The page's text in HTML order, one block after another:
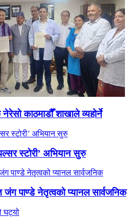
काठमाडौँ शाखाले व्यहोर्ने
स्टोरी’ अभियान सुरु
जंग पाण्डे नेतृत्वको प्यानल सार्वजनिक